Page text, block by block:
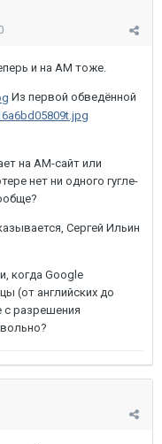
и на АМ тоже.
Из первой обведённой
на АМ-сайт или
нет ни одного гугле-
Сергей Ильин
когда Google
(от английских до
с разрешения